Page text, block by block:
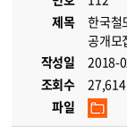
제목
한국철
공개모
작성일
2018-
조회수
27,614
파일